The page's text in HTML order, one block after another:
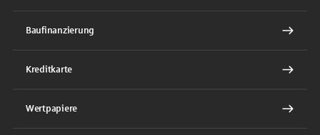
Baufinanzierung
Kreditkarte
Wertpapiere